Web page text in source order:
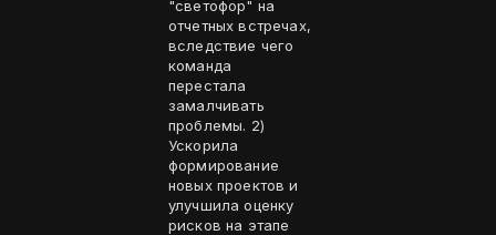
"светофор" на
отчетных встречах,
вследствие чего
команда
перестала
замалчивать
проблемы. 2)
Ускорила
формирование
новых проектов и
улучшила оценку
рисков на этапе